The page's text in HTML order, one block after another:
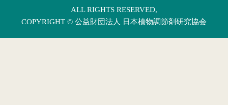
ALL RIGHTS RESERVED,
COPYRIGHT © 公益財団法人 日本植物調節剤研究協会